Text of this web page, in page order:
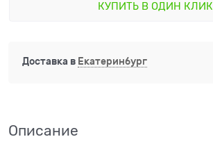
КУПИТЬ В ОДИН КЛИК
Доставка в Екатеринбург
Описание